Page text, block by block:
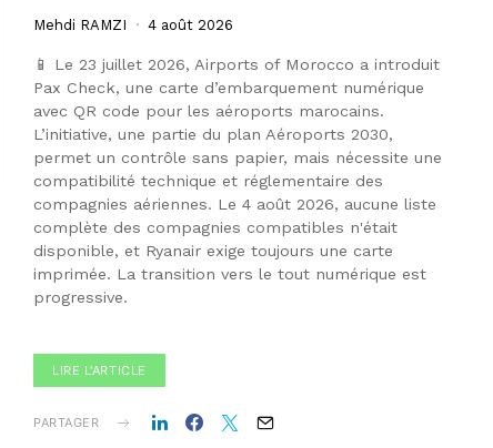
Mehdi RAMZI 4 août 2026
📱 Le 23 juillet 2026, Airports of Morocco a introduit
Pax Check, une carte d’embarquement numérique
avec QR code pour les aéroports marocains.
L’initiative, une partie du plan Aéroports 2030,
permet un contrôle sans papier, mais nécessite une
compatibilité technique et réglementaire des
compagnies aériennes. Le 4 août 2026, aucune liste
complète des compagnies compatibles n'était
disponible, et Ryanair exige toujours une carte
imprimée. La transition vers le tout numérique est
progressive.
LIRE L'ARTICLE
PARTAGER